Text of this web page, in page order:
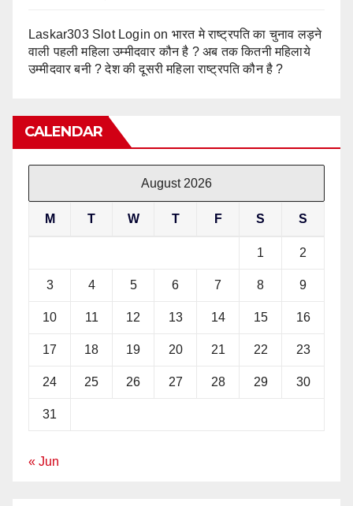
Laskar303 Slot Login on भारत मे राष्ट्रपति का चुनाव लड़ने
वाली पहली महिला उम्मीदवार कौन है ? अब तक कितनी महिलाये
उम्मीदवार बनी ? देश की दूसरी महिला राष्ट्रपति कौन है ?
CALENDAR
August 2026
M T W T F S S
1 2
3 4 5 6 7 8 9
10 11 12 13 14 15 16
17 18 19 20 21 22 23
24 25 26 27 28 29 30
31
« Jun